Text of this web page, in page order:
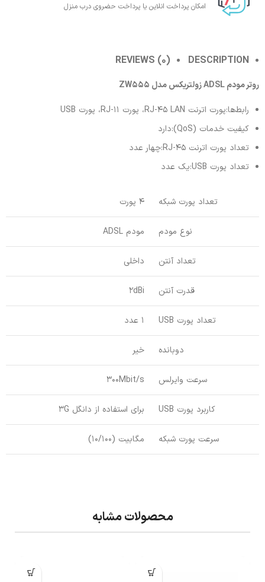
امکان پرداخت انلاین یا پرداخت حضروی درب منزل
DESCRIPTION
REVIEWS (0)
روتر مودم ADSL زولتریکس مدل ZW555
رابط‌‌ها:پورت اترنت RJ-45 LAN، پورت RJ-11، پورت USB
کیفیت خدمات (QoS):دارد
تعداد پورت اترنت RJ-45:چهار عدد
تعداد پورت USB:یک عدد
تعداد پورت شبکه 4 پورت
نوع مودم مودم ADSL
تعداد آنتن داخلی
قدرت آنتن 2dBi
تعداد پورت USB 1 عدد
دوبانده خیر
سرعت وایرلس 300Mbit/s
کاربرد پورت USB برای استفاده از دانگل 3G
سرعت پورت شبکه مگابیت (10/100)
محصولات مشابه